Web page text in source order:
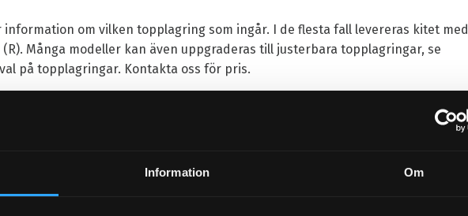
Information Om
om vilken topplagring som ingår. I de flesta fall levereras kitet med
Många modeller kan även uppgraderas till justerbara topplagringar, se
på topplagringar. Kontakta oss för pris.